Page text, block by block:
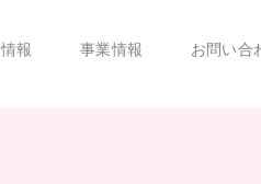
報 事業情報 お問い合